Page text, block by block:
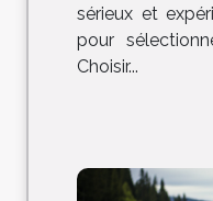
sérieux et
pour
Choisir...